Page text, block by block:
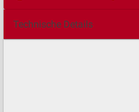
Technische Details